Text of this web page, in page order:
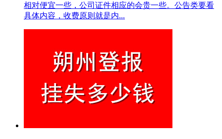
相对便宜一些，公司证件相应的会贵一些。公告类要看
具体内容，收费原则就是内...